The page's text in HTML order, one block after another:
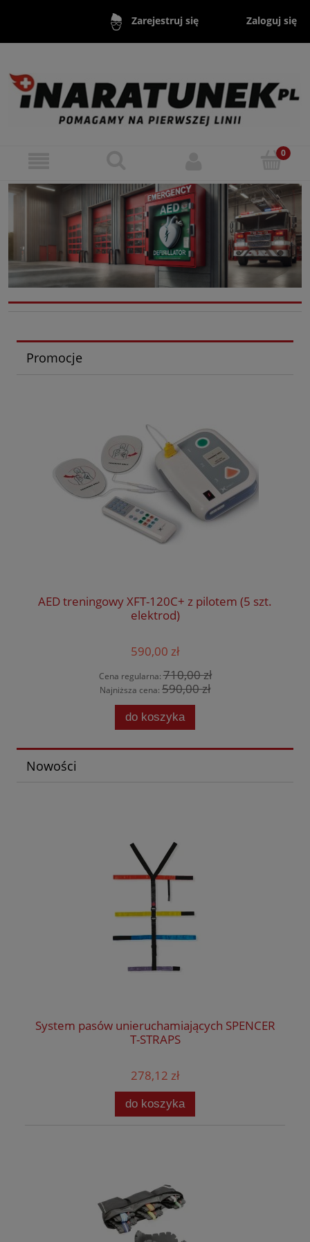
Zarejestruj się Zaloguj się
Promocje
AED treningowy XFT-120C+ z pilotem (5 szt.
elektrod)
590,00 zł
Cena regularna:710,00 zł
Najniższa cena: 590,00 zł
do koszyka
Nowości
System pasów unieruchamiających SPENCER
T-STRAPS
278,12 zł
do koszyka